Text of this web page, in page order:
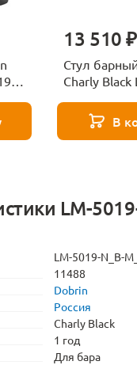
13 510 ₽
Стул
Charly Black
12055
В
LM-
LM-5019-N_B-
11488
Dobrin
Россия
Charly Black
1 год
Для бара